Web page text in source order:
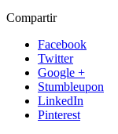
Compartir
Facebook
Twitter
Google +
Stumbleupon
LinkedIn
Pinterest